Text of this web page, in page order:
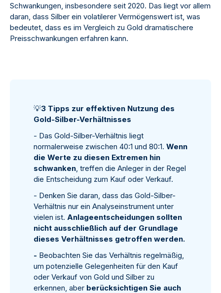
Schwankungen, insbesondere seit 2020. Das liegt vor allem
daran, dass Silber ein volatilerer Vermögenswert ist, was
bedeutet, dass es im Vergleich zu Gold dramatischere
Preisschwankungen erfahren kann.
💡3 Tipps zur effektiven Nutzung des
Gold-Silber-Verhältnisses
- Das Gold-Silber-Verhältnis liegt
normalerweise zwischen 40:1 und 80:1. Wenn
die Werte zu diesen Extremen hin
schwanken , treffen die Anleger in der Regel
die Entscheidung zum Kauf oder Verkauf.
- Denken Sie daran, dass das Gold-Silber-
Verhältnis nur ein Analyseinstrument unter
vielen ist. Anlageentscheidungen sollten
nicht ausschließlich auf der Grundlage
dieses Verhältnisses getroffen werden.
- Beobachten Sie das Verhältnis regelmäßig,
um potenzielle Gelegenheiten für den Kauf
oder Verkauf von Gold und Silber zu
erkennen, aber berücksichtigen Sie auch